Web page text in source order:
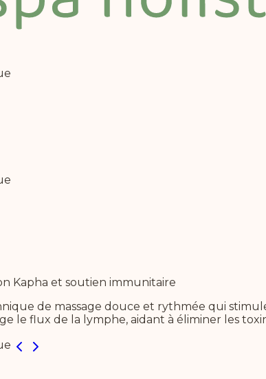
Kapha et soutien immunitaire
de massage douce et rythmée qui
le flux de la lymphe, aidant à éliminer les